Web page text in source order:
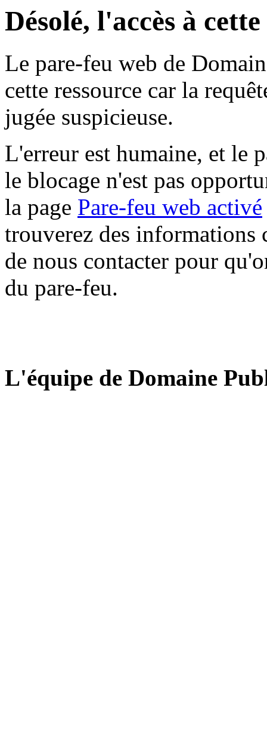
Désolé, l'accès à
Le pare-feu web de
cette ressource car la
jugée suspicieuse.
L'erreur est humaine, et le
le blocage n'est pas
la page Pare-feu web activé
trouverez des informations
de nous contacter pour
du pare-feu.
L'équipe de Domaine